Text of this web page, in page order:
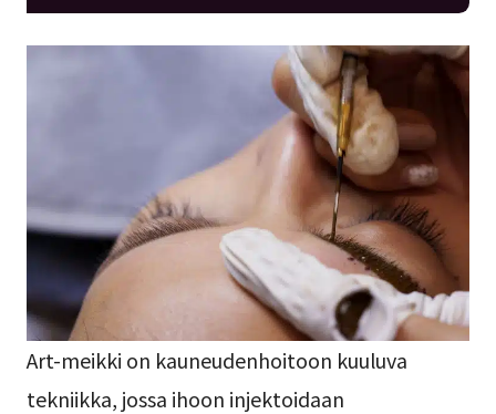
Art-meikki on kauneudenhoitoon kuuluva
tekniikka, jossa ihoon injektoidaan